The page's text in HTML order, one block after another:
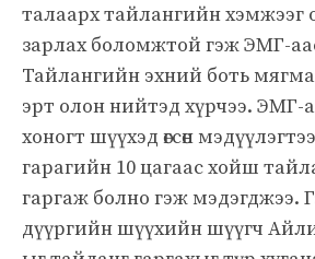
талаарх тайлангийн хэмжээг
зарлах боломжтой гэж ЭМГ-
Тайлангийн эхний боть мягмар
эрт олон нийтэд хүрчээ. ЭМГ-
хоногт шүүхэд өгсөн мэдүүлэгтээ
гарагийн 10 цагаас хойш
гаргаж болно гэж мэдэгджээ.
дүүргийн шүүхийн шүүгч